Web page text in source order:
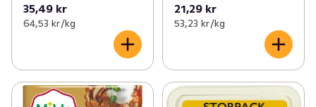
35,49 kr
64,53 kr /kg
21,29 kr
53,23 kr /kg